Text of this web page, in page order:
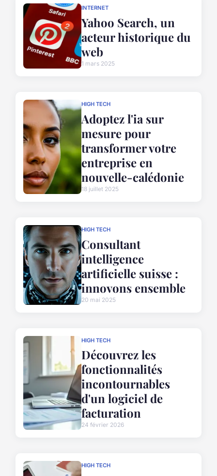
INTERNET
Yahoo Search, un
acteur historique du
web
1 mars 2025
HIGH TECH
Adoptez l'ia sur
mesure pour
transformer votre
entreprise en
nouvelle-calédonie
18 juillet 2025
HIGH TECH
Consultant
intelligence
artificielle suisse :
innovons ensemble
20 mai 2025
HIGH TECH
Découvrez les
fonctionnalités
incontournables
d'un logiciel de
facturation
24 février 2026
HIGH TECH